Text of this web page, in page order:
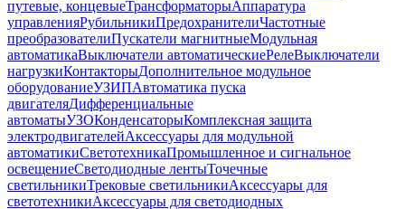
путевые, концевыеТрансформаторыАппаратура
управленияРубильникиПредохранителиЧастотные
преобразователиПускатели магнитныеМодульная
автоматикаВыключатели автоматическиеРелеВыключатели
нагрузкиКонтакторыДополнительное модульное
оборудованиеУЗИПАвтоматика пуска
двигателяДифференциальные
автоматыУЗОКонденсаторыКомплексная защита
электродвигателейАксессуары для модульной
автоматикиСветотехникаПромышленное и сигнальное
освещениеСветодиодные лентыТочечные
светильникиТрековые светильникиАксессуары для
светотехникиАксессуары для светодиодных